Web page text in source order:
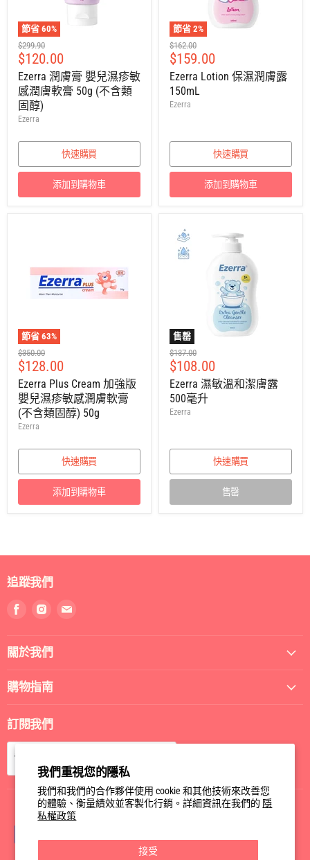
我們重視您的隱私
我們和我們的合作夥伴使用 cookie 和其他技術來改善您
的體驗、衡量績效並客製化行銷。詳細資訊在我們的 隱
私權政策
接受
節省 60%
建
議
零
售
價
$299.90
售
價
$120.00
Ezerra 潤膚膏 嬰兒濕疹敏
感潤膚軟膏 50g (不含類
固醇)
Ezerra
快速購買
添加到購物車
節省 2%
建
議
零
售
價
$162.00
售
價
$159.00
Ezerra Lotion 保濕潤膚露
150mL
Ezerra
快速購買
添加到購物車
節省 63%
建
議
零
售
價
$350.00
售
價
$128.00
Ezerra Plus Cream 加強版
嬰兒濕疹敏感潤膚軟膏
(不含類固醇) 50g
Ezerra
快速購買
添加到購物車
售罄
建
議
零
售
價
$137.00
售
價
$108.00
Ezerra 濕敏溫和潔膚露
500毫升
Ezerra
快速購買
售罄
追蹤我們
們
們
關於我們
購物指南
訂閱我們
電郵